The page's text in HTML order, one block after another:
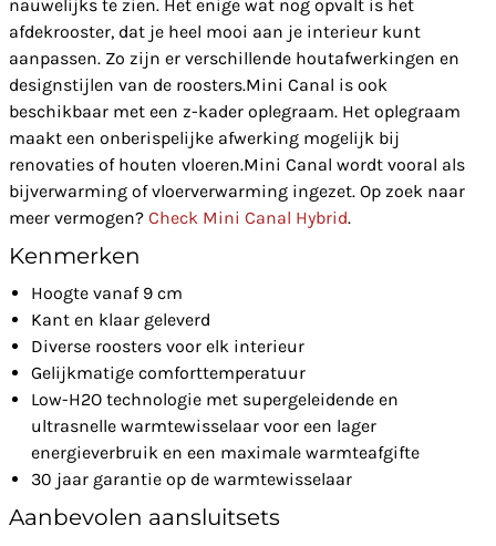
nauwelijks te zien. Het enige wat nog opvalt is het
afdekrooster, dat je heel mooi aan je interieur kunt
aanpassen. Zo zijn er verschillende houtafwerkingen en
designstijlen van de roosters.Mini Canal is ook
beschikbaar met een z-kader oplegraam. Het oplegraam
maakt een onberispelijke afwerking mogelijk bij
renovaties of houten vloeren.Mini Canal wordt vooral als
bijverwarming of vloerverwarming ingezet. Op zoek naar
meer vermogen? Check Mini Canal Hybrid.
Kenmerken
Hoogte vanaf 9 cm
Kant en klaar geleverd
Diverse roosters voor elk interieur
Gelijkmatige comforttemperatuur
Low-H2O technologie met supergeleidende en
ultrasnelle warmtewisselaar voor een lager
energieverbruik en een maximale warmteafgifte
30 jaar garantie op de warmtewisselaar
Aanbevolen aansluitsets